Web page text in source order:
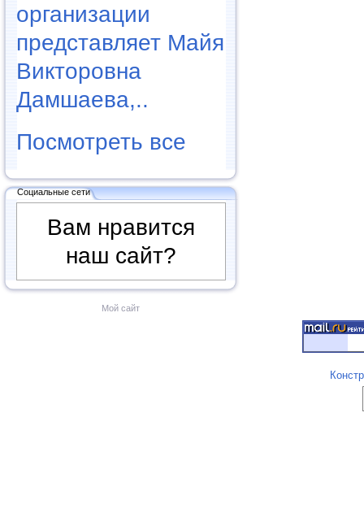
организации
представляет Майя
Викторовна
Дамшаева,..
Посмотреть все
Социальные сети
Вам нравится
наш сайт?
Мой сайт